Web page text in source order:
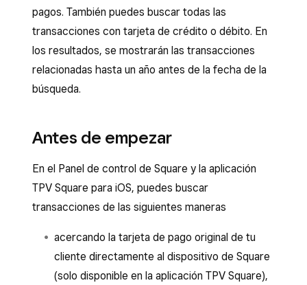
pagos. También puedes buscar todas las
transacciones con tarjeta de crédito o débito. En
los resultados, se mostrarán las transacciones
relacionadas hasta un año antes de la fecha de la
búsqueda.
Antes de empezar
En el Panel de control de Square y la aplicación
TPV Square para iOS, puedes buscar
transacciones de las siguientes maneras
acercando la tarjeta de pago original de tu
cliente directamente al dispositivo de Square
(solo disponible en la aplicación TPV Square),